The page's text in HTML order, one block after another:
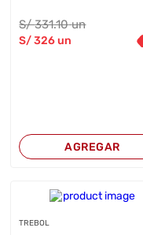
S/331.10 un
S/326 un
AGREGAR
TREBOL